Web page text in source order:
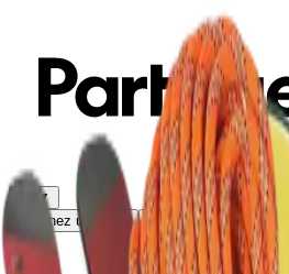
▼
Obtenez un devis
Télécharge l'application